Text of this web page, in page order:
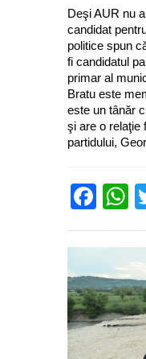
Deşi AUR nu
candidat
politice spun
fi candidatul
primar al
Bratu este
este un tânăr
şi are o relaţie
partidului,